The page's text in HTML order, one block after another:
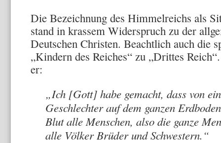
Die Bezeichnung des Himmelreichs als
stand in krassem Widerspruch zu der
Deutschen Christen. Beachtlich auch die
„Kindern des Reiches“ zu „Drittes
er:
„Ich [Gott] habe gemacht, dass von
Geschlechter auf dem ganzen
Blut alle Menschen, also die ganze
alle Völker Brüder und Schwestern.“